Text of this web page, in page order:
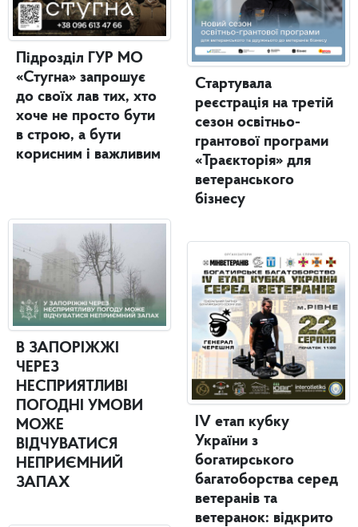
Підрозділ ГУР МО
«Стугна» запрошує
до своїх лав тих, хто
хоче не просто бути
в строю, а бути
корисним і важливим
В ЗАПОРІЖЖІ
ЧЕРЕЗ
НЕСПРИЯТЛИВІ
ПОГОДНІ УМОВИ
МОЖЕ
ВІДЧУВАТИСЯ
НЕПРИЄМНИЙ
ЗАПАХ
Стартувала
реєстрація на третій
сезон освітньо-
грантової програми
«Траєкторія» для
ветеранського
бізнесу
IV етап кубку
України з
богатирського
багатоборства серед
ветеранів та
ветеранок: відкрито